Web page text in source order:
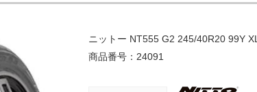
ニットー NT555 G2 245/40R20 99Y
商品番号： 24091